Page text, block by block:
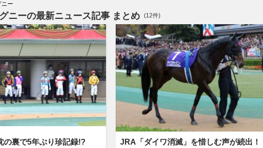
ニー
ニーの最新ニュース記事 まとめ (12件)
の裏で5年ぶり珍記録!?
JRA「ダイワ消滅」を惜しむ声が続出！